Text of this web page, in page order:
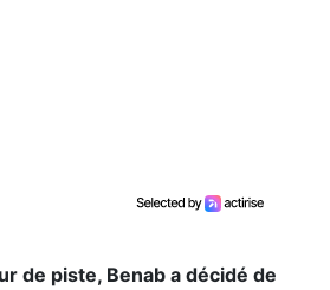
de piste, Benab a décidé de